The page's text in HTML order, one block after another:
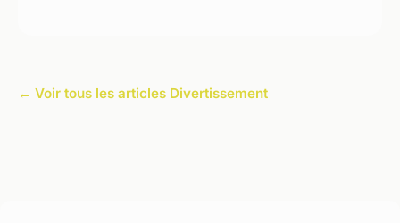
← Voir tous les articles Divertissement